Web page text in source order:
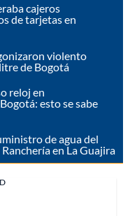
cajeros
de tarjetas en
violento
de Bogotá
reloj en
esto se sabe
de agua del
en La Guajira